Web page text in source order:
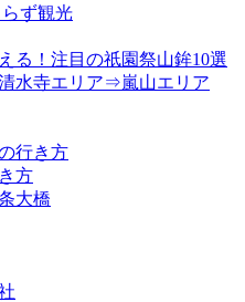
らず観光
る！注目の祇園祭山鉾10選
水寺エリア⇒嵐山エリア
行き方
方
大橋